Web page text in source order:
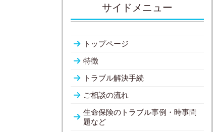
サイドメニュー
トップページ
特徴
トラブル解決手続
ご相談の流れ
生命保険のトラブル事例・時事問
題など